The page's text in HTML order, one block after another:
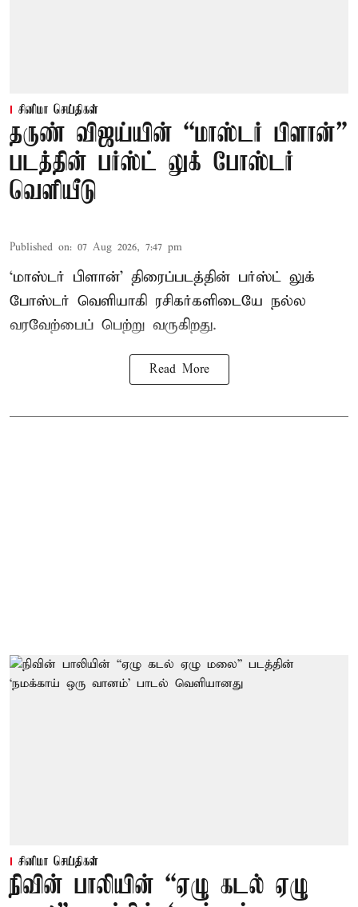
சினிமா செய்திகள்
தருண் விஜய்யின் “மாஸ்டர் பிளான்”
படத்தின் பர்ஸ்ட் லுக் போஸ்டர்
வெளியீடு
Published on: 07 Aug 2026, 7:47 pm
‘மாஸ்டர் பிளான்’ திரைப்படத்தின் பர்ஸ்ட் லுக்
போஸ்டர் வெளியாகி ரசிகர்களிடையே நல்ல
வரவேற்பைப் பெற்று வருகிறது.
Read More
சினிமா செய்திகள்
நிவின் பாலியின் “ஏழு கடல் ஏழு